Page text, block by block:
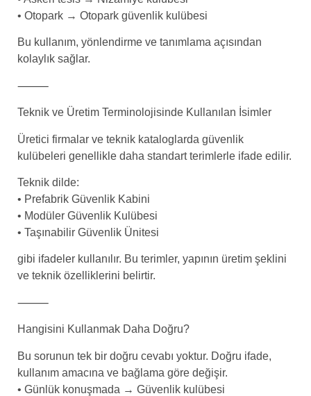
• Otopark → Otopark güvenlik kulübesi
Bu kullanım, yönlendirme ve tanımlama açısından
kolaylık sağlar.
⸻
Teknik ve Üretim Terminolojisinde Kullanılan İsimler
Üretici firmalar ve teknik kataloglarda güvenlik
kulübeleri genellikle daha standart terimlerle ifade edilir.
Teknik dilde:
• Prefabrik Güvenlik Kabini
• Modüler Güvenlik Kulübesi
• Taşınabilir Güvenlik Ünitesi
gibi ifadeler kullanılır. Bu terimler, yapının üretim şeklini
ve teknik özelliklerini belirtir.
⸻
Hangisini Kullanmak Daha Doğru?
Bu sorunun tek bir doğru cevabı yoktur. Doğru ifade,
kullanım amacına ve bağlama göre değişir.
• Günlük konuşmada → Güvenlik kulübesi